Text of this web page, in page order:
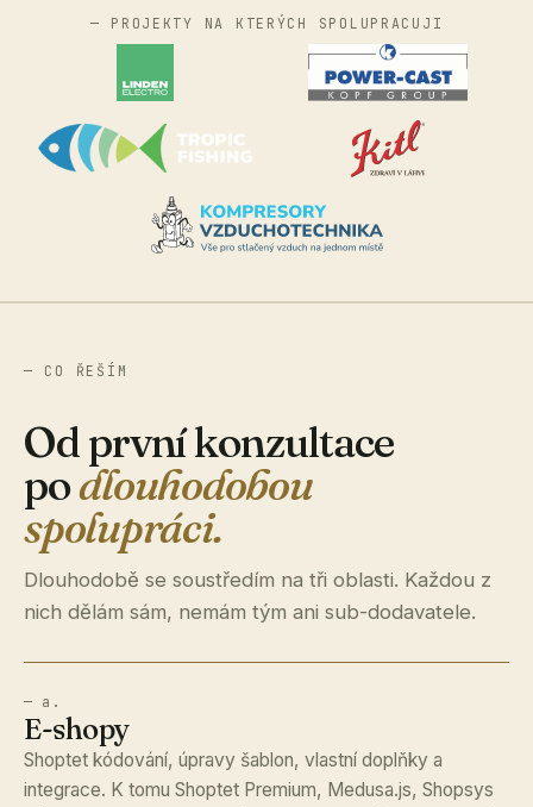
— PROJEKTY NA KTERÝCH SPOLUPRACUJI
— CO ŘEŠÍM
Od první konzultace
podlouhodobou
spolupráci.
Dlouhodobě se soustředím na tři oblasti. Každou z
nich dělám sám, nemám tým ani sub-dodavatele.
— a.
E-shopy
Shoptet kódování, úpravy šablon, vlastní doplňky a
integrace. K tomu Shoptet Premium, Medusa.js, Shopsys